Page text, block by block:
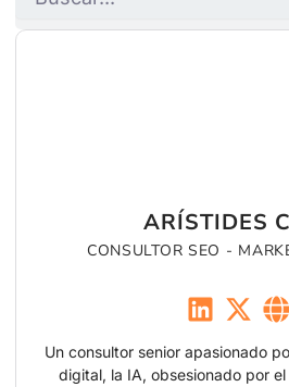
ARÍSTIDES
CONSULTOR SEO -
Un consultor senior apasionado
digital, la IA, obsesionado por